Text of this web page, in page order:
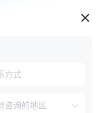
服务推荐